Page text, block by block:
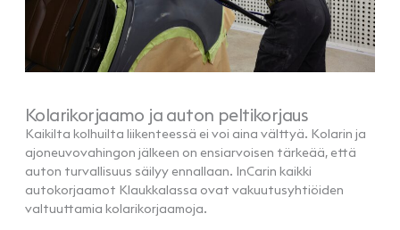
Kolarikorjaamo ja auton peltikorjaus
Kaikilta kolhuilta liikenteessä ei voi aina välttyä. Kolarin ja
ajoneuvovahingon jälkeen on ensiarvoisen tärkeää, että
auton turvallisuus säilyy ennallaan. InCarin kaikki
autokorjaamot Klaukkalassa ovat vakuutusyhtiöiden
valtuuttamia kolarikorjaamoja.